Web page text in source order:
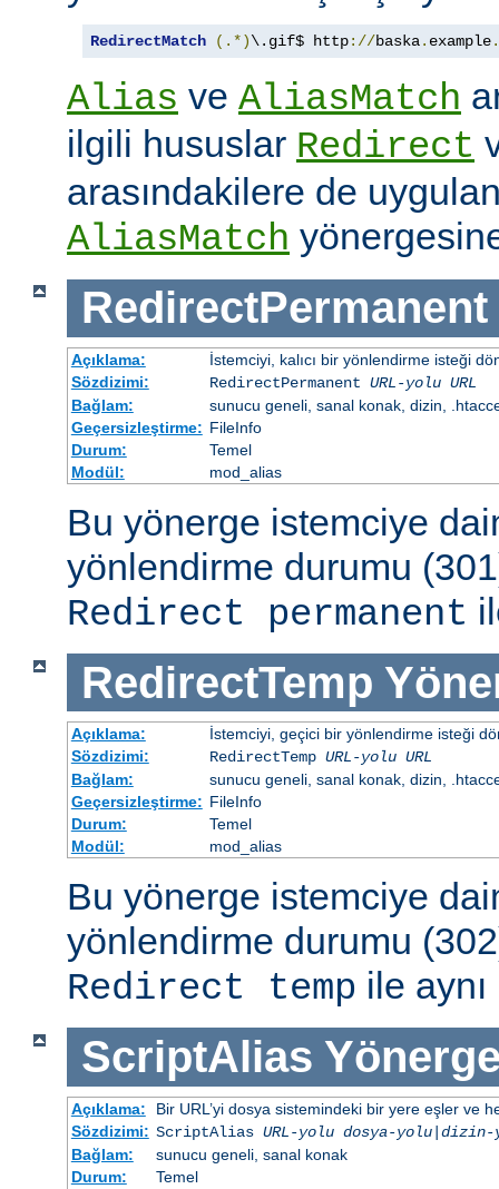
RedirectMatch (.*)\.gif$ http://baska. example.
Alias ve AliasMatch
ilgili hususlar Redirect
arasındakilere de
AliasMatch
RedirectPermanent
Açıklama:
İstemciyi, kalıcı bir yönlendirme isteği
Sözdizimi:
RedirectPermanent URL-yolu URL
Bağlam:
sunucu geneli, sanal konak, dizin,
Geçersizleştirme: FileInfo
Durum:
Temel
Modül:
mod_alias
Bu yönerge istemciye
yönlendirme durumu
Redirect permanent
RedirectTemp
Açıklama:
İstemciyi, geçici bir yönlendirme isteği
Sözdizimi:
RedirectTemp URL-yolu URL
Bağlam:
sunucu geneli, sanal konak, dizin,
Geçersizleştirme: FileInfo
Durum:
Temel
Modül:
mod_alias
Bu yönerge istemciye
yönlendirme durumu
Redirect temp ile
ScriptAlias
Açıklama:
Bir URL’yi dosya sistemindeki bir yere eşler ve
Sözdizimi: ScriptAlias URL-yolu dosya-yolu|dizin-
Bağlam:
sunucu geneli, sanal konak
Durum:
Temel